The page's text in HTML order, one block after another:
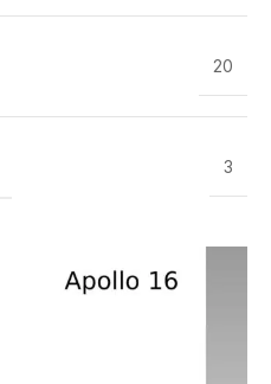
20
3